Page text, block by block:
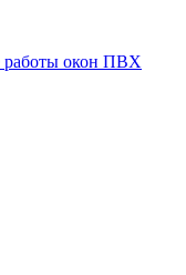
работы окон ПВХ